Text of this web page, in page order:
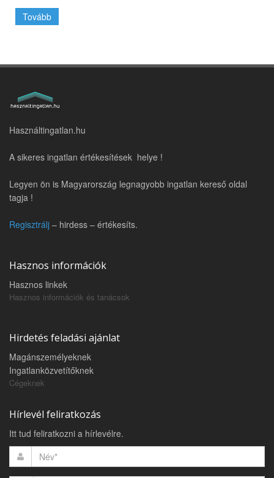
Tovább
Használtingatlan.hu
A sikeres ingatlan értékesítések helye !
Legyen ön is Magyarország legnagyobb ingatlan kereső oldal
tagja !
Regisztrálj – hirdess – értékesíts.
Hasznos információk
Hasznos linkek
Hasznos információk és tanácsok
Hirdetés feladási ajánlat
Magánszemélyeknek
Ingatlanközvetítőknek
Cégeknek
Hírlevél feliratkozás
Itt tud feliratkozni a hírlevélre.